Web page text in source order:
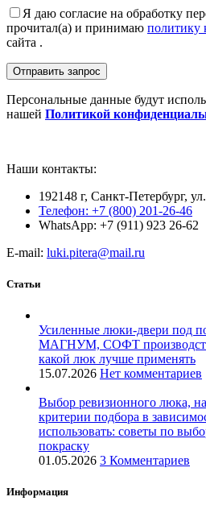
Я даю согласие на обработку
прочитал(а) и принимаю политику
сайта .
Персональные данные будут
нашей Политикой
Наши контакты:
192148 г, Санкт-Петербург,
Телефон: +7 (800) 201-26-46
WhatsApp: +7 (911) 923 26-62
E-mail: luki.pitera@mail.ru
Статьи
Усиленные люки-двери
МАГНУМ, СОФТ
какой люк лучше применять
15.07.2026 Нет комментариев
Выбор ревизионного люка,
критерии подбора в
использовать: советы по
покраску
01.05.2026 3 Комментариев
Информация